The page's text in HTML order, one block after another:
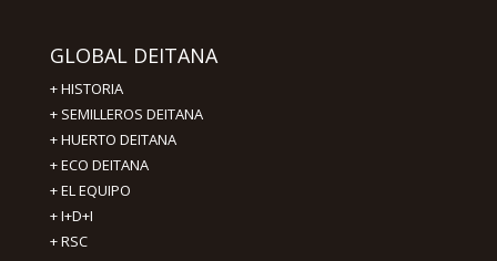
GLOBAL DEITANA
+HISTORIA
+ SEMILLEROS DEITANA
+HUERTO DEITANA
+ECO DEITANA
+EL EQUIPO
+I+D+I
+RSC